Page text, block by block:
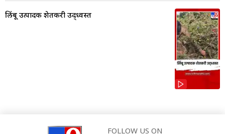
लिंबू उत्पादक शेतकरी उद्ध्वस्त
FOLLOW US ON